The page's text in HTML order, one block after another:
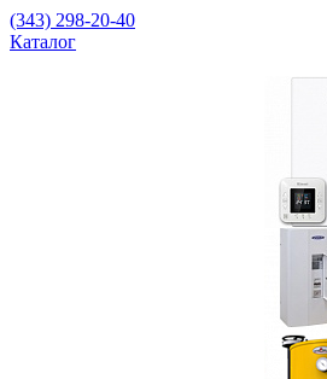
(343) 298-20-40
Каталог